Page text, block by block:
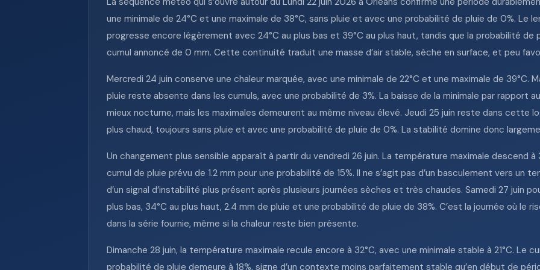
une minimale de 24°C et une maximale de 38°C, sans pluie et avec une probabilité de pluie de 0%. Le
progresse encore légèrement avec 24°C au plus bas et 39°C au plus haut, tandis que la probabilité de
cumul annoncé de 0 mm. Cette continuité traduit une masse d’air stable, sèche en surface, et peu
Mercredi 24 juin conserve une chaleur marquée, avec une minimale de 22°C et une maximale de 39°C.
pluie reste absente dans les cumuls, avec une probabilité de 3%. La baisse de la minimale par rapport
mieux nocturne, mais les maximales demeurent au même niveau élevé. Jeudi 25 juin reste dans cette
plus chaud, toujours sans pluie et avec une probabilité de pluie de 0%. La stabilité domine donc
Un changement plus sensible apparaît à partir du vendredi 26 juin. La température maximale descend à
cumul de pluie prévu de 1.2 mm pour une probabilité de 15%. Il ne s’agit pas d’un basculement vers un
d’un signal d’instabilité plus présent après plusieurs journées sèches et très chaudes. Samedi 27 juin
plus bas, 34°C au plus haut, 2.4 mm de pluie et une probabilité de pluie de 38%. C’est la journée où le
dans la série fournie, même si la chaleur reste bien présente.
Dimanche 28 juin, la température maximale recule encore à 32°C, avec une minimale stable à 21°C. Le
probabilité de pluie demeure à 18%, signe d’un contexte moins parfaitement stable qu’en début de